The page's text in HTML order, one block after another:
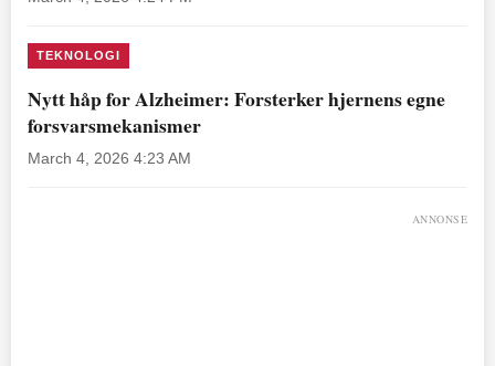
TEKNOLOGI
Nytt håp for Alzheimer: Forsterker hjernens egne
forsvarsmekanismer
March 4, 2026 4:23 AM
ANNONSE